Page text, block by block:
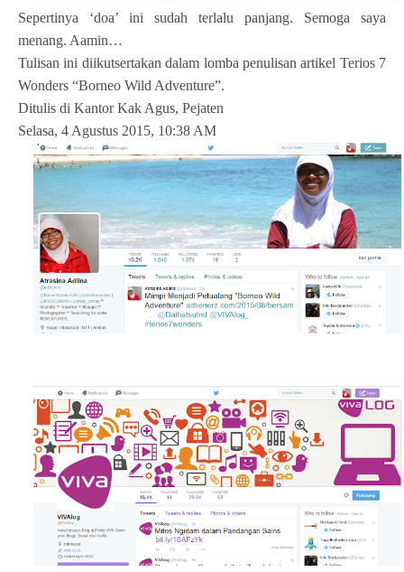
Sepertinya ‘doa’ ini sudah terlalu panjang. Semoga saya
menang. Aamin…
Tulisan ini diikutsertakan dalam lomba penulisan artikel Terios 7
Wonders “Borneo Wild Adventure”.
Ditulis di Kantor Kak Agus, Pejaten
Selasa, 4 Agustus 2015, 10:38 AM